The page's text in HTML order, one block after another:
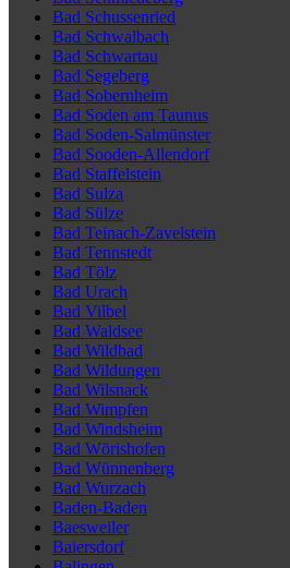
Bad Schussenried
Bad Schwalbach
Bad Schwartau
Bad Segeberg
Bad Sobernheim
Bad Soden am Taunus
Bad Soden-Salmünster
Bad Sooden-Allendorf
Bad Staffelstein
Bad Sulza
Bad Sülze
Bad Teinach-Zavelstein
Bad Tennstedt
Bad Tölz
Bad Urach
Bad Vilbel
Bad Waldsee
Bad Wildbad
Bad Wildungen
Bad Wilsnack
Bad Wimpfen
Bad Windsheim
Bad Wörishofen
Bad Wünnenberg
Bad Wurzach
Baden-Baden
Baesweiler
Baiersdorf